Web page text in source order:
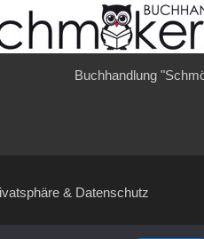
Buchhandlung
& Datenschutz